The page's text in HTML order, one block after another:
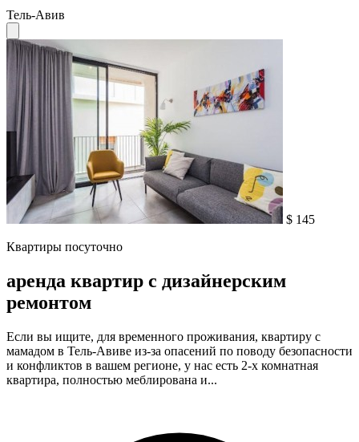
Тель-Авив
$ 145
Квартиры посуточно
аренда квартир с дизайнерским
ремонтом
Если вы ищите, для временного проживания, квартиру с
мамадом в Тель-Авиве из-за опасений по поводу безопасности
и конфликтов в вашем регионе, у нас есть 2-х комнатная
квартира, полностью меблирована и...